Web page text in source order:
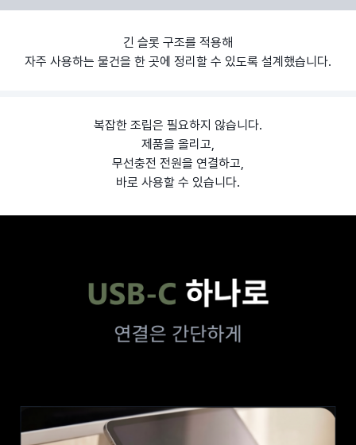
긴 슬롯 구조를 적용해
자주 사용하는 물건을 한 곳에 정리할 수 있도록 설계했습니다.
복잡한 조립은 필요하지 않습니다.
제품을 올리고,
무선충전 전원을 연결하고,
바로 사용할 수 있습니다.